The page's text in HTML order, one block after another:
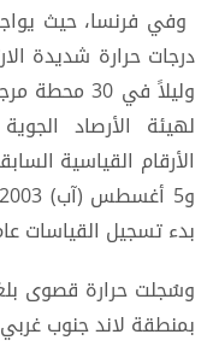
درجات حرارة شديدة
لهيئة الأرصاد
بدء تسجيل القياسات عام
بمنطقة لاند جنوب غربي